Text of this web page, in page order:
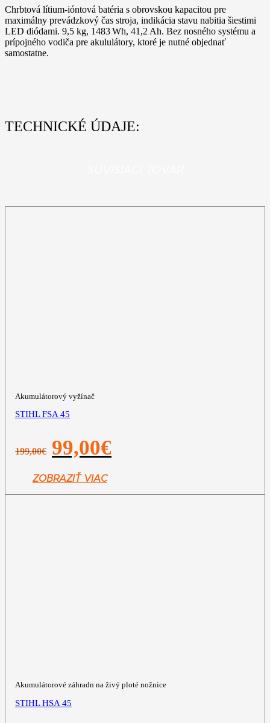
Chrbtová lítium-ióntová batéria s obrovskou kapacitou pre
maximálny prevádzkový čas stroja, indikácia stavu nabitia šiestimi
LED diódami. 9,5 kg, 1483 Wh, 41,2 Ah. Bez nosného systému a
prípojného vodiča pre akululátory, ktoré je nutné objednať
samostatne.
TECHNICKÉ ÚDAJE:
Akumulátorový vyžínač
STIHL FSA 45
199,00€
Pôvodná
cena
199,00€.
99,00€
ZOBRAZIŤ VIAC
Akumulátorové záhradn na živý ploté nožnice
STIHL HSA 45